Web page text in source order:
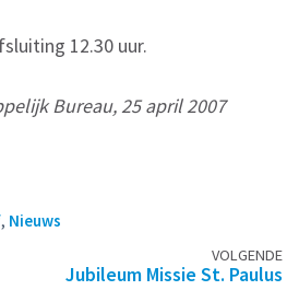
12.30 uur.
Bureau, 25 april 2007
, Nieuws
VOLGENDE
Jubileum Missie St. Paulus